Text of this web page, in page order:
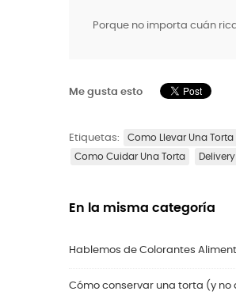
Porque no importa cuán
Me gusta esto
Etiquetas: Como Llevar Una Torta
Como Cuidar Una Torta
En la misma categoría
Hablemos de Colorantes
Cómo conservar una torta (y no